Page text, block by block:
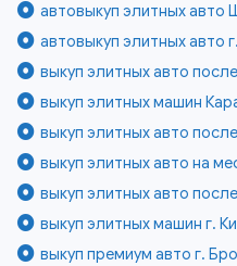
автовыкуп элитных авто
автовыкуп элитных авто
выкуп элитных авто
выкуп элитных машин
выкуп элитных авто
выкуп элитных авто на
выкуп элитных авто
выкуп элитных машин г.
выкуп премиум авто г.